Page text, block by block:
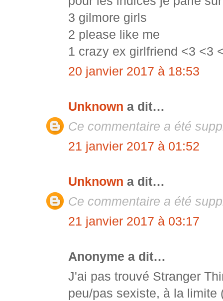
3 gilmore girls
2 please like me
1 crazy ex girlfriend <3 <3
20 janvier 2017 à 18:53
Unknown a dit…
Ce commentaire a été
21 janvier 2017 à 01:52
Unknown a dit…
Ce commentaire a été
21 janvier 2017 à 03:17
Anonyme a dit…
J'ai pas trouvé Stranger
peu/pas sexiste, à la limite